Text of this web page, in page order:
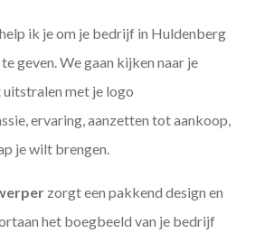
help ik je om je bedrijf in Huldenberg
geven. We gaan kijken naar je
met je logo
ervaring, aanzetten tot aankoop,
je wilt brengen.
zorgt een pakkend design en
het boegbeeld van je bedrijf